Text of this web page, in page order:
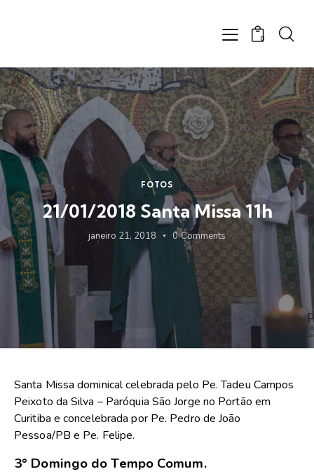
0
FOTOS
21/01/2018 Santa Missa 11h
janeiro 21, 2018 0 Comments
Santa Missa dominical celebrada pelo Pe. Tadeu Campos
Peixoto da Silva – Paróquia São Jorge no Portão em
Curitiba e concelebrada por Pe. Pedro de João
Pessoa/PB e Pe. Felipe.
3° Domingo do Tempo Comum.